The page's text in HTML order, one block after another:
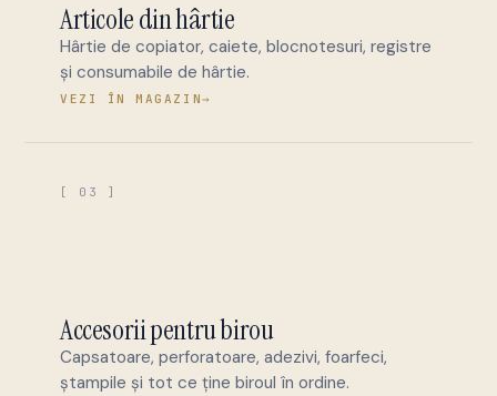
Articole din hârtie
Hârtie de copiator, caiete, blocnotesuri, registre
și consumabile de hârtie.
VEZI ÎN MAGAZIN→
[ 03 ]
Accesorii pentru birou
Capsatoare, perforatoare, adezivi, foarfeci,
ștampile și tot ce ține biroul în ordine.